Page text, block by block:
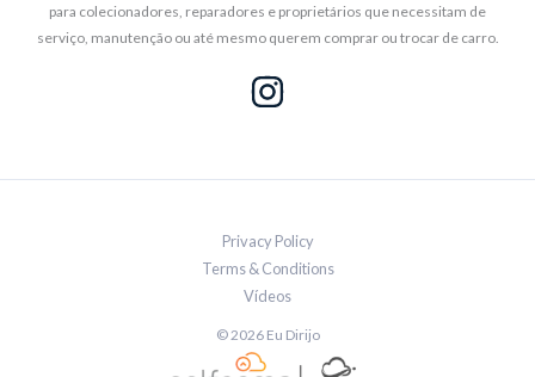
para colecionadores, reparadores e proprietários que necessitam de
serviço, manutenção ou até mesmo querem comprar ou trocar de carro.
Privacy Policy
Terms & Conditions
Vídeos
© 2026 Eu Dirijo